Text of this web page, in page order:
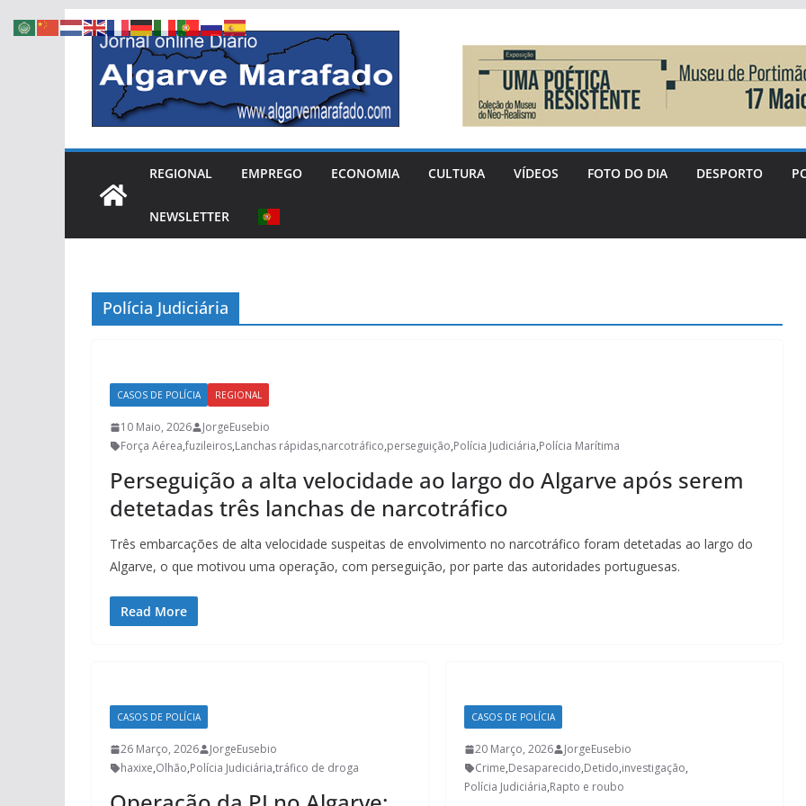
Skip
content
REGIONAL EMPREGO ECONOMIA CULTURA VÍDEOS FOTO DO DIA DESPORTO
NEWSLETTER
Polícia Judiciária
CASOS DE POLÍCIA REGIONAL
10 Maio, 2026
JorgeEusebio
Força Aérea,fuzileiros,Lanchas rápidas,narcotráfico,perseguição,Polícia Judiciária,Polícia Marítima
Perseguição a alta velocidade ao largo do Algarve após serem
detetadas três lanchas de narcotráfico
Três embarcações de alta velocidade suspeitas de envolvimento no narcotráfico foram detetadas ao largo do
Algarve, o que motivou uma operação, com perseguição, por parte das autoridades portuguesas.
Read More
CASOS DE POLÍCIA
26 Março, 2026
JorgeEusebio
haxixe,Olhão,Polícia Judiciária,tráfico de droga
CASOS DE POLÍCIA
20 Março, 2026
JorgeEusebio
Crime,Desaparecido,Detido,investigação,
Polícia Judiciária,Rapto e roubo